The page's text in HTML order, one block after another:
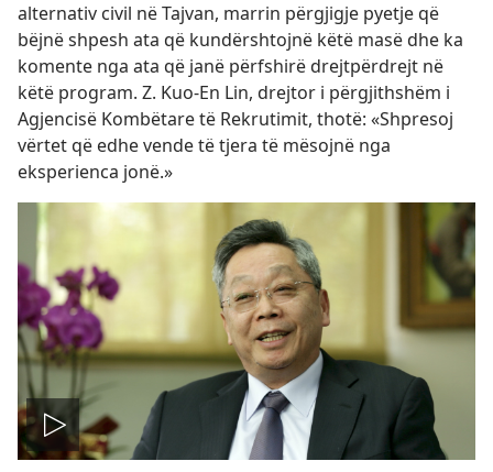
alternativ civil në Tajvan, marrin përgjigje pyetje që
bëjnë shpesh ata që kundërshtojnë këtë masë dhe ka
komente nga ata që janë përfshirë drejtpërdrejt në
këtë program. Z. Kuo-En Lin, drejtor i përgjithshëm i
Agjencisë Kombëtare të Rekrutimit, thotë: «Shpresoj
vërtet që edhe vende të tjera të mësojnë nga
eksperienca jonë.»
Nis